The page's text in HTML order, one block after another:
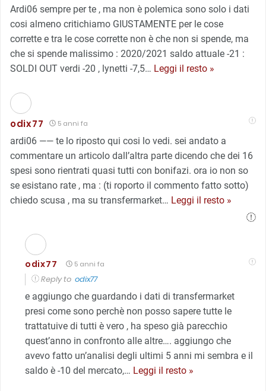
Ardi06 sempre per te , ma non è polemica sono solo i dati
cosi almeno critichiamo GIUSTAMENTE per le cose
corrette e tra le cose corrette non è che non si spende, ma
che si spende malissimo : 2020/2021 saldo attuale -21 :
SOLDI OUT verdi -20 , lynetti -7,5… Leggi il resto »
odix77 5 anni fa
ardi06 —— te lo riposto qui cosi lo vedi. sei andato a
commentare un articolo dall’altra parte dicendo che dei 16
spesi sono rientrati quasi tutti con bonifazi. ora io non so
se esistano rate , ma : (ti roporto il commento fatto sotto)
chiedo scusa , ma su transfermarket… Leggi il resto »
odix77 5 anni fa
Reply to odix77
e aggiungo che guardando i dati di transfermarket
presi come sono perchè non posso sapere tutte le
trattatuive di tutti è vero , ha speso già parecchio
quest’anno in confronto alle altre…. aggiungo che
avevo fatto un’analisi degli ultimi 5 anni mi sembra e il
saldo è -10 del mercato,… Leggi il resto »